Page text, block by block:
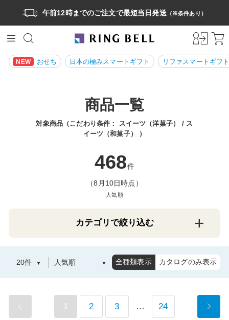
午前12時までのご注文で最短当日発送（※条件あり）
NEW おせち 日本の極みスマートギフト リファスマートギフ
商品一覧
対象商品（こだわり条件： スイーツ（洋菓子）
ス
イーツ（和菓子）
）
468件
（8月10日時点）
人気順
カテゴリで絞り込む
全種類表示 カタログのみ表示
1 2 3 … 24